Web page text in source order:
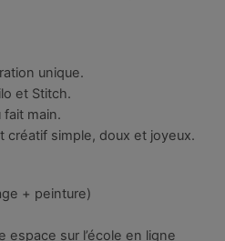
unique.
et Stitch.
fait main.
créatif simple, doux et joyeux.
+ peinture)
sur l’école en ligne